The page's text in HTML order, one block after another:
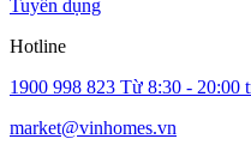
Tuyển dụng
Hotline
1900 998 823 Từ 8:30 - 20:00
market@vinhomes.vn